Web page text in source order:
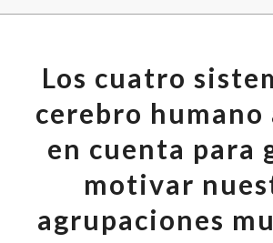
Los cuatro
cerebro humano
en cuenta para
motivar
agrupaciones